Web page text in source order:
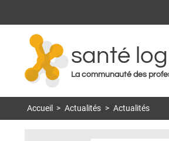
santé log
La communauté des
Accueil > Actualités > Actualités